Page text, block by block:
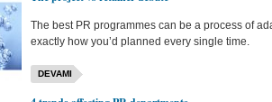
The best PR programmes can be a process of
exactly how you’d planned every single time.
DEVAMI